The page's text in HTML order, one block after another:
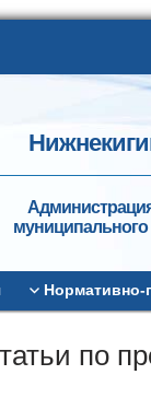
муниципального
по